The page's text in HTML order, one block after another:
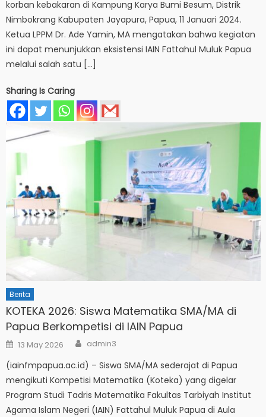
korban kebakaran di Kampung Karya Bumi Besum, Distrik
Nimbokrang Kabupaten Jayapura, Papua, 11 Januari 2024.
Ketua LPPM Dr. Ade Yamin, MA mengatakan bahwa kegiatan
ini dapat menunjukkan eksistensi IAIN Fattahul Muluk Papua
melalui salah satu […]
Sharing Is Caring
Berita
KOTEKA 2026: Siswa Matematika SMA/MA di
Papua Berkompetisi di IAIN Papua
Posted
on
13 May 2026 Author
admin3
(iainfmpapua.ac.id) – Siswa SMA/MA sederajat di Papua
mengikuti Kompetisi Matematika (Koteka) yang digelar
Program Studi Tadris Matematika Fakultas Tarbiyah Institut
Agama Islam Negeri (IAIN) Fattahul Muluk Papua di Aula